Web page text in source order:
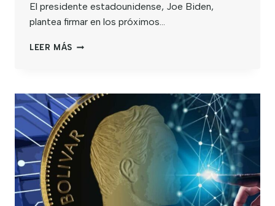
El presidente estadounidense, Joe Biden,
plantea firmar en los próximos…
LEER MÁS